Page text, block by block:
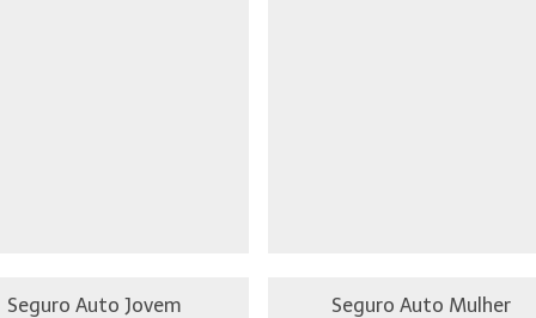
Seguro Auto Jovem Seguro Auto Mulher